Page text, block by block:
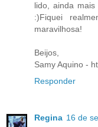
lido, ainda
:)Fiquei
maravilhosa!
Beijos,
Samy Aquino -
Responder
Regina 16 de